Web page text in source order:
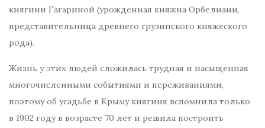
княгини Гагариной (урожденная княжна Орбелиани,
представительница древнего грузинского княжеского
рода).
Жизнь у этих людей сложилась трудная и насыщенная
многочисленными событиями и переживаниями,
поэтому об усадьбе в Крыму княгиня вспомнила только
в 1902 году в возрасте 70 лет и решила построить